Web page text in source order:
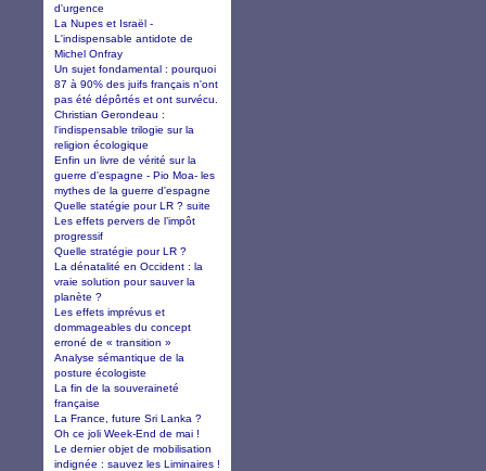
d'urgence
La Nupes et Israël -
L'indispensable antidote de
Michel Onfray
Un sujet fondamental : pourquoi
87 à 90% des juifs français n'ont
pas été dépôrtés et ont survécu.
Christian Gerondeau :
l'indispensable trilogie sur la
religion écologique
Enfin un livre de vérité sur la
guerre d'espagne - Pio Moa- les
mythes de la guerre d'espagne
Quelle statégie pour LR ? suite
Les effets pervers de l’impôt
progressif
Quelle stratégie pour LR ?
La dénatalité en Occident : la
vraie solution pour sauver la
planète ?
Les effets imprévus et
dommageables du concept
erroné de « transition »
Analyse sémantique de la
posture écologiste
La fin de la souveraineté
française
La France, future Sri Lanka ?
Oh ce joli Week-End de mai !
Le dernier objet de mobilisation
indignée : sauvez les Liminaires !